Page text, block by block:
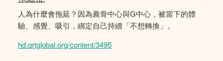
人為什麼會拖延？因為薦骨中心與G中心，被當下的體
驗、感覺、吸引，綁定自己持續「不想轉換」。
hd.qrtglobal.org/content/3495